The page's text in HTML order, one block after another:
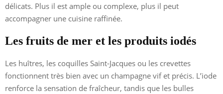
délicats. Plus il est ample ou complexe, plus il peut
accompagner une cuisine raffinée.
Les fruits de mer et les produits iodés
Les huîtres, les coquilles Saint-Jacques ou les crevettes
fonctionnent très bien avec un champagne vif et précis. L’iode
renforce la sensation de fraîcheur, tandis que les bulles